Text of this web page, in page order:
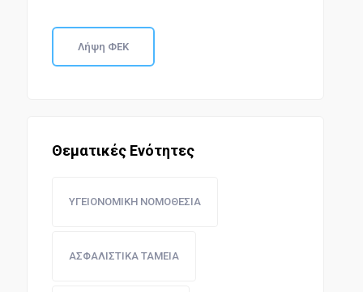
Λήψη ΦΕΚ
Θεματικές Ενότητες
ΥΓΕΙΟΝΟΜΙΚΗ ΝΟΜΟΘΕΣΙΑ
ΑΣΦΑΛΙΣΤΙΚΑ ΤΑΜΕΙΑ